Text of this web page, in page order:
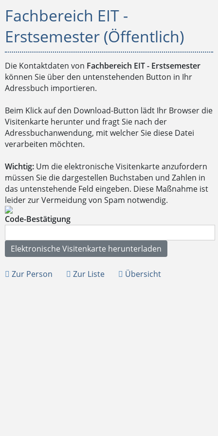
Fachbereich EIT -
Erstsemester (Öffentlich)
Die Kontaktdaten von Fachbereich EIT - Erstsemester
können Sie über den untenstehenden Button in Ihr
Adressbuch importieren.
Beim Klick auf den Download-Button lädt Ihr Browser die
Visitenkarte herunter und fragt Sie nach der
Adressbuchanwendung, mit welcher Sie diese Datei
verarbeiten möchten.
Wichtig: Um die elektronische Visitenkarte anzufordern
müssen Sie die dargestellen Buchstaben und Zahlen in
das untenstehende Feld eingeben. Diese Maßnahme ist
leider zur Vermeidung von Spam notwendig.
Code-Bestätigung
Zur Person Zur Liste Übersicht